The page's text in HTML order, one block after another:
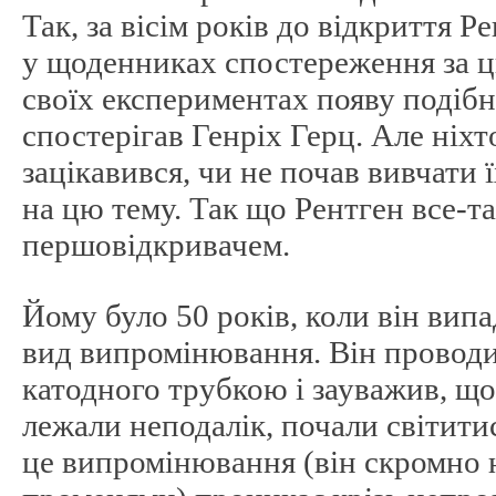
Так, за вісім років до відкриття
у щоденниках спостереження за
своїх експериментах появу
спостерігав Генріх Герц. Але
зацікавився, чи не почав вивчати
на цю тему. Так що Рентген все-
першовідкривачем.
Йому було 50 років, коли він
вид випромінювання. Він
катодного трубкою і зауважив,
лежали неподалік, почали
це випромінювання (він скромно